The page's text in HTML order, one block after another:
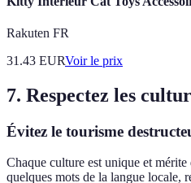
Rakuten FR
31.43 EURVoir le prix
7. Respectez les
Évitez le tourisme
Chaque culture est unique et
quelques mots de la langue locale,